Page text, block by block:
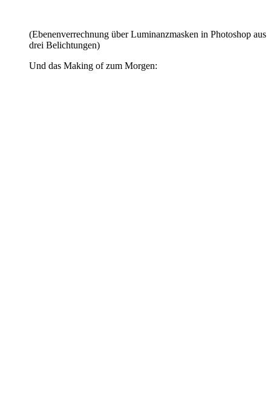
(Ebenenverrechnung über Luminanzmasken in Photoshop aus
drei Belichtungen)
Und das Making of zum Morgen: